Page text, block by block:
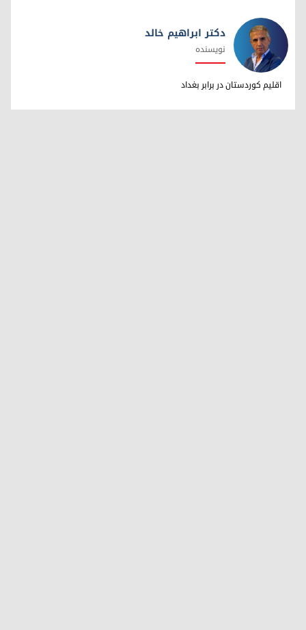
دکتر ابراهیم خالد
دکتر ابراهیم خالد
نویسنده
اقلیم کوردستان در برابر بغداد